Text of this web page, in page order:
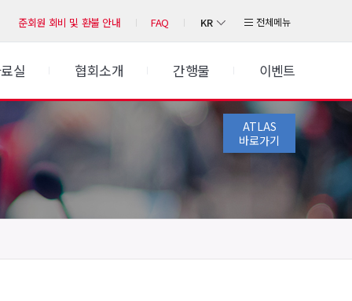
준회원 회비 및 환불 안내 FAQ KR 전체메뉴
실 협회소개 간행물 이벤트
ATLAS
바로가기